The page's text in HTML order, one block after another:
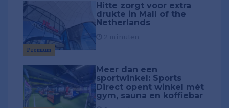
Premium
Hitte zorgt voor extra
drukte in Mall of the
Netherlands
Meer dan een
sportwinkel: Sports
Direct opent winkel mét
gym, sauna en koffiebar